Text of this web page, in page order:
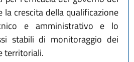
crescita della qualificazione
e amministrativo e lo
stabili di monitoraggio dei
territoriali.